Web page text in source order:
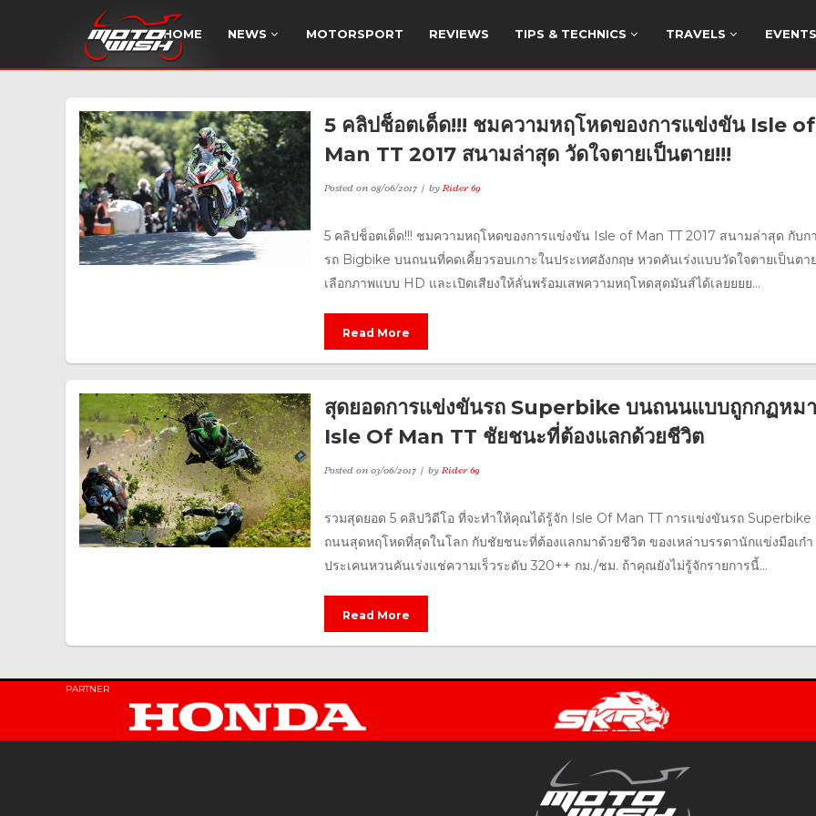
HOME NEWS MOTORSPORT REVIEWS TIPS & TECHNICS TRAVELS EVENTS
5 คลิปช็อตเด็ด!!! ชมความหฤโหดของการแข่งขัน Isle of
Man TT 2017 สนามล่าสุด วัดใจตายเป็นตาย!!!
Posted on08/06/2017 byRider 69
5 คลิปช็อตเด็ด!!! ชมความหฤโหดของการแข่งขัน Isle of Man TT 2017 สนามล่าสุด กับก
รถ Bigbike บนถนนที่คดเคี้ยวรอบเกาะในประเทศอังกฤษ หวดคันเร่งแบบวัดใจตายเป็นตา
เลือกภาพแบบ HD และเปิดเสียงให้ลั่นพร้อมเสพความหฤโหดสุดมันส์ได้เลยยยย...
Read More
สุดยอดการแข่งขันรถ Superbike บนถนนแบบถูกกฏหม
Isle Of Man TT ชัยชนะที่ต้องแลกด้วยชีวิต
Posted on03/06/2017 byRider 69
รวมสุดยอด 5 คลิปวิดีโอ ที่จะทำให้คุณได้รู้จัก Isle Of Man TT การแข่งขันรถ Superbike
ถนนสุดหฤโหดที่สุดในโลก กับชัยชนะที่ต้องแลกมาด้วยชีวิต ของเหล่าบรรดานักแข่งมือเก๋า
ประเคนหวนคันเร่งแช่ความเร็วระดับ 320++ กม./ชม. ถ้าคุณยังไม่รู้จักรายการนี้...
Read More
PARTNER